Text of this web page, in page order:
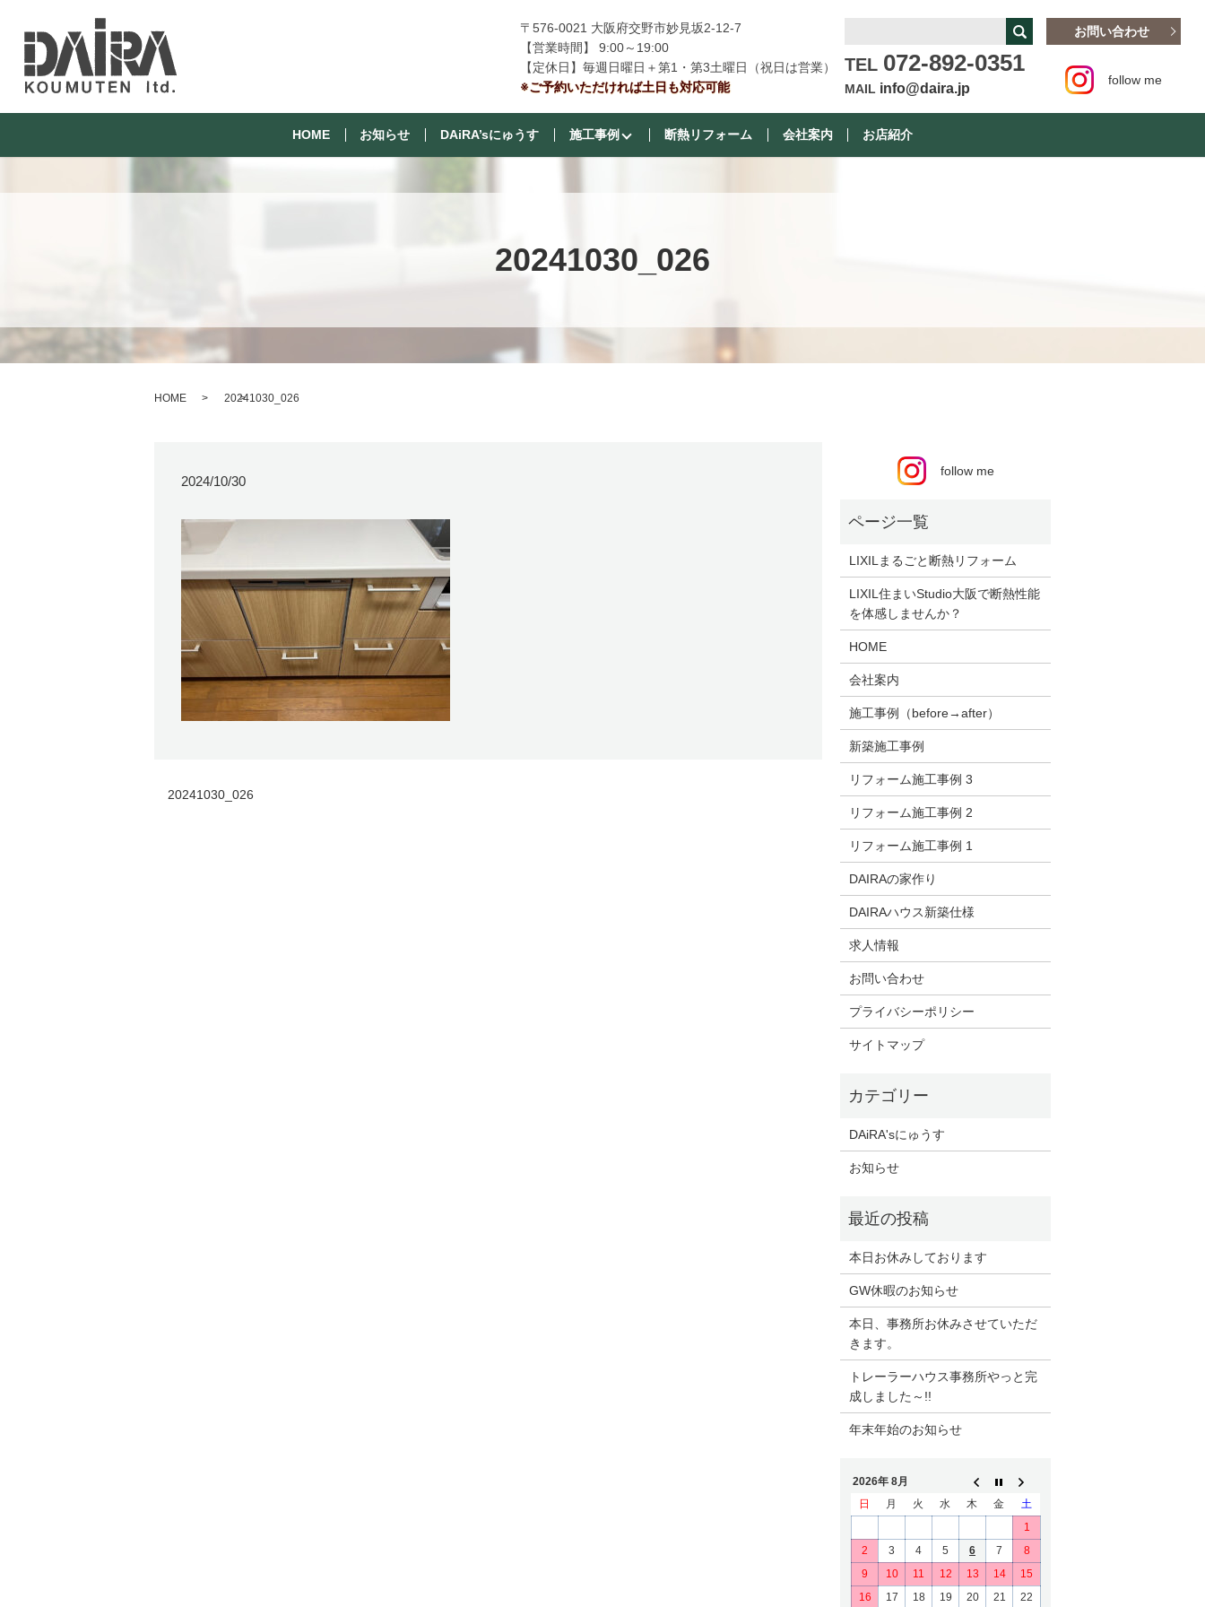
〒576-0021 大阪府交野市妙見坂2-12-7
【営業時間】 9:00～19:00
【定休日】毎週日曜日＋第1・第3土曜日（祝日は営業）
※ご予約いただければ土日も対応可能
TEL 072-892-0351
MAIL info@daira.jp
お問い合わせ
follow me
HOME お知らせ DAiRA’sにゅうす 施工事例 断熱リフォーム 会社案内 お店紹介
20241030_026
HOME 20241030_026
2024/10/30
20241030_026
follow me
LIXILまるごと断熱リフォーム
LIXIL住まいStudio大阪で断熱性能
を体感しませんか？
HOME
会社案内
施工事例（before→after）
新築施工事例
リフォーム施工事例 3
リフォーム施工事例 2
リフォーム施工事例 1
DAIRAの家作り
DAIRAハウス新築仕様
求人情報
お問い合わせ
プライバシーポリシー
サイトマップ
DAiRA'sにゅうす
お知らせ
本日お休みしております
GW休暇のお知らせ
本日、事務所お休みさせていただ
きます。
トレーラーハウス事務所やっと完
成しました～!!
年末年始のお知らせ
2026年 8月
日
月 火 水 木 金
土
1
2
3 4 5 6 7
8
9
10 11 12 13 14
15
16
17 18 19 20 21 22